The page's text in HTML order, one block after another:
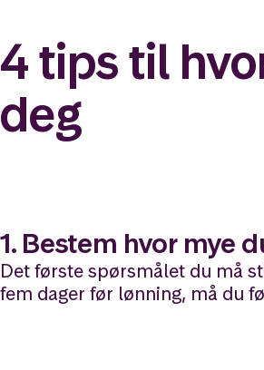
4 tips til
deg
1. Bestem hvor mye
Det første spørsmålet du må
fem dager før lønning, må du